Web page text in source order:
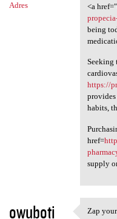
Adres
<a href="
being
Seeking
https://
habits,
href=
supply
owuboti
Zap